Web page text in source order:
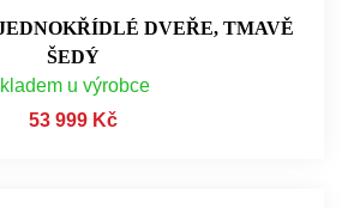
DVEŘE, TMAVĚ
ŠEDÝ
u výrobce
53 999 Kč